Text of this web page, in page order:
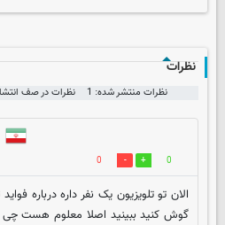
نظرات
نظرات منتشر شده: 1 نظرات در صف
0
0
الان تو تلویزیون یک نفر داره درباره
گوش کنید ببینید اصلا معلوم هست چی